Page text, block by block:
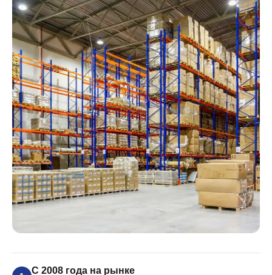
С 2008 года на рынке